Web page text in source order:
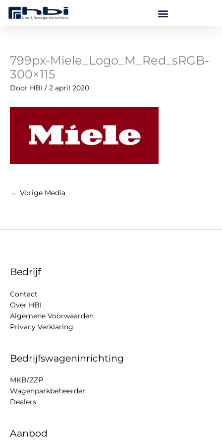
799px-Miele_Logo_M_Red_sRGB-
300×115
Door HBI / 2 april 2020
← Vorige Media
Bedrijf
Contact
Over HBI
Algemene Voorwaarden
Privacy Verklaring
Bedrijfswageninrichting
MKB/ZZP
Wagenparkbeheerder
Dealers
Aanbod